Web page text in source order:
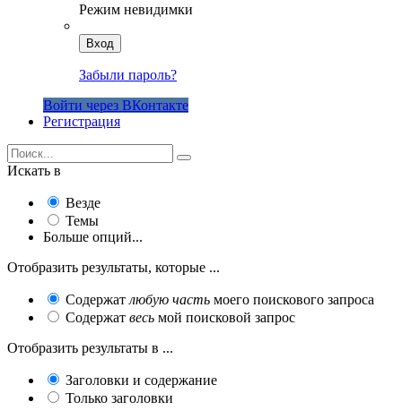
Режим невидимки
Вход
Забыли пароль?
Войти через ВКонтакте
Регистрация
Искать в
Везде
Темы
Больше опций...
Отобразить результаты, которые ...
Содержат любую часть моего поискового запроса
Содержат весь мой поисковой запрос
Отобразить результаты в ...
Заголовки и содержание
Только заголовки